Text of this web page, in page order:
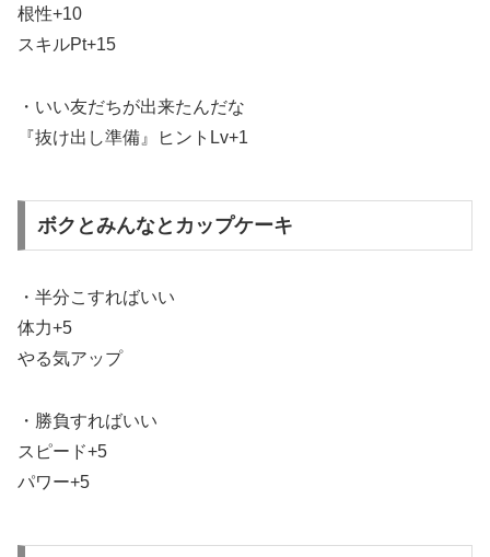
根性+10
スキルPt+15
・いい友だちが出来たんだな
『抜け出し準備』ヒントLv+1
ボクとみんなとカップケーキ
・半分こすればいい
体力+5
やる気アップ
・勝負すればいい
スピード+5
パワー+5